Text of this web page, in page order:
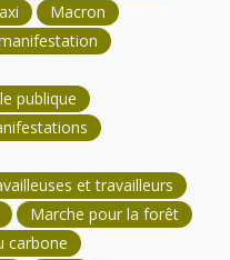
Macron
publique
et travailleurs
Marche pour la forêt
carbone